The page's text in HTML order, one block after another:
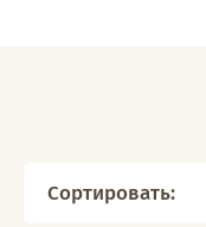
Сортировать: